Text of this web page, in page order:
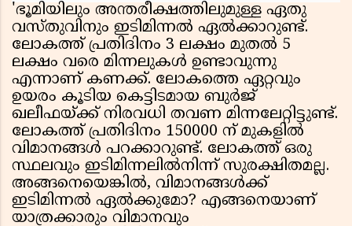
'ഭൂമിയിലും അന്തരീക്ഷത്തിലുമുള്ള ഏതു
വസ്തുവിനും ഇടിമിന്നൽ ഏൽക്കാറുണ്ട്.
ലോകത്ത് പ്രതിദിനം 3 ലക്ഷം മുതൽ 5
ലക്ഷം വരെ മിന്നലുകൾ ഉണ്ടാവുന്നു
എന്നാണ് കണക്ക്. ലോകത്തെ ഏറ്റവും
ഉയരം കൂടിയ കെട്ടിടമായ ബുർജ്
ഖലീഫയ്ക്ക് നിരവധി തവണ മിന്നലേറ്റിട്ടുണ്ട്.
ലോകത്ത് പ്രതിദിനം 150000 ന് മുകളിൽ
വിമാനങ്ങൾ പറക്കാറുണ്ട്. ലോകത്ത് ഒരു
സ്ഥലവും ഇടിമിന്നലിൽനിന്ന് സുരക്ഷിതമല്ല.
അങ്ങനെയെങ്കിൽ, വിമാനങ്ങൾക്ക്
ഇടിമിന്നൽ ഏൽക്കുമോ? എങ്ങനെയാണ്
യാത്രക്കാരും വിമാനവും